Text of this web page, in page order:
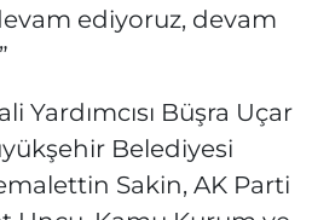
ediyoruz, devam
Yardımcısı Büşra Uçar
Belediyesi
Sakin, AK Parti